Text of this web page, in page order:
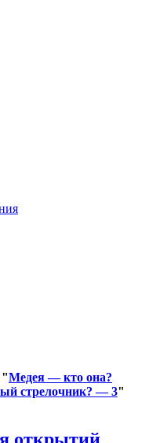
"Медея — кто она?
стрелочник? — 3"